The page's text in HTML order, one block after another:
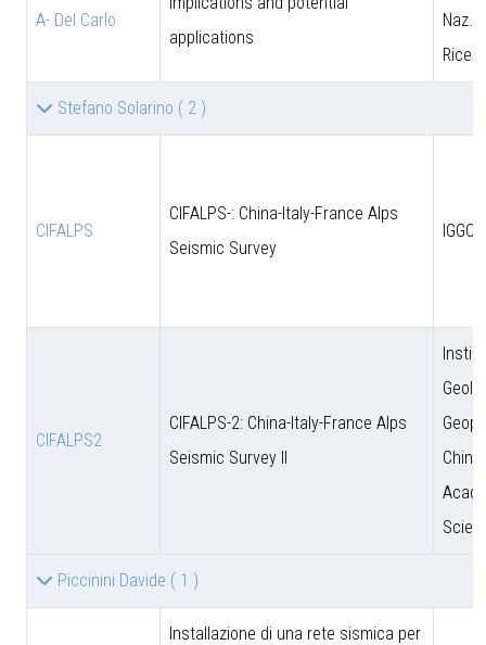
A- Del Carlo
applications
Naz.
Stefano Solarino ( 2 )
CIFALPS
CIFALPS-: China-Italy-France Alps
Seismic Survey
CIFALPS2
CIFALPS-2: China-Italy-France Alps
Seismic Survey II
Piccinini Davide ( 1 )
Installazione di una rete sismica per